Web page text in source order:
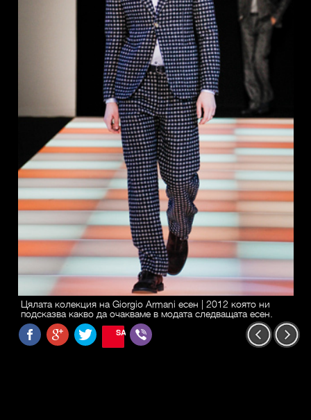
Цялата колекция на Giorgio Armani есен | 2012 която ни
подсказва какво да очакваме в модата следващата есен.
SAVE